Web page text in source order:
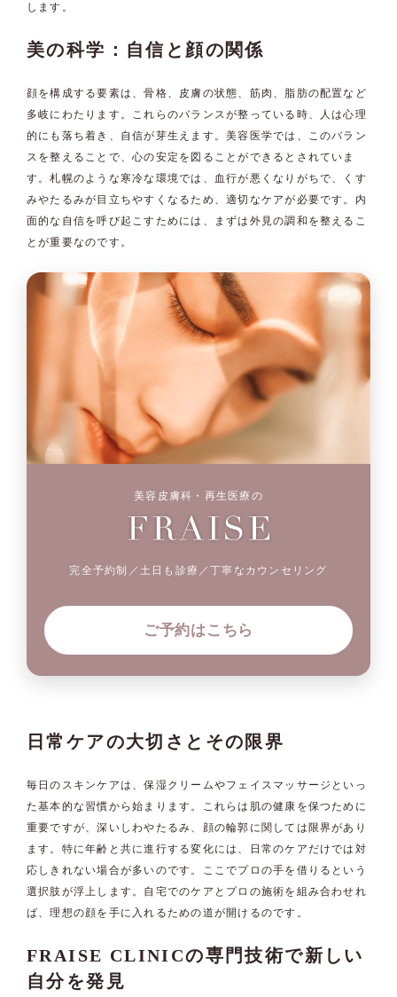
します。
美の科学：自信と顔の関係
顔を構成する要素は、骨格、皮膚の状態、筋肉、脂肪の配置など
多岐にわたります。これらのバランスが整っている時、人は心理
的にも落ち着き、自信が芽生えます。美容医学では、このバラン
スを整えることで、心の安定を図ることができるとされていま
す。札幌のような寒冷な環境では、血行が悪くなりがちで、くす
みやたるみが目立ちやすくなるため、適切なケアが必要です。内
面的な自信を呼び起こすためには、まずは外見の調和を整えるこ
とが重要なのです。
美容皮膚科・再生医療の
完全予約制／土日も診療／丁寧なカウンセリング
ご予約はこちら
日常ケアの大切さとその限界
毎日のスキンケアは、保湿クリームやフェイスマッサージといっ
た基本的な習慣から始まります。これらは肌の健康を保つために
重要ですが、深いしわやたるみ、顔の輪郭に関しては限界があり
ます。特に年齢と共に進行する変化には、日常のケアだけでは対
応しきれない場合が多いのです。ここでプロの手を借りるという
選択肢が浮上します。自宅でのケアとプロの施術を組み合わせれ
ば、理想の顔を手に入れるための道が開けるのです。
FRAISE CLINICの専門技術で新しい
自分を発見